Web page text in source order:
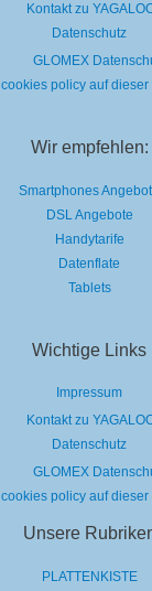
Kontakt zu
Datenschutz
GLOMEX
cookies policy auf dieser
Wir empfehlen:
Smartphones
DSL Angebote
Handytarife
Datenflate
Tablets
Wichtige Links
Impressum
Kontakt zu
Datenschutz
GLOMEX
cookies policy auf dieser
Unsere
PLATTENKISTE